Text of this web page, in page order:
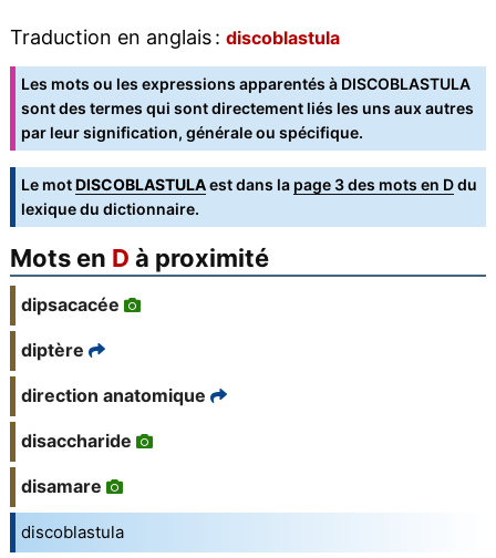
Traduction en anglais : discoblastula
Les mots ou les expressions apparentés à DISCOBLASTULA
sont des termes qui sont directement liés les uns aux autres
par leur signification, générale ou spécifique.
Le motDISCOBLASTULAest dans la page 3 des mots en Ddu
lexique du dictionnaire.
Mots en D à proximité
dipsacacée
diptère
direction anatomique
disaccharide
disamare
discoblastula